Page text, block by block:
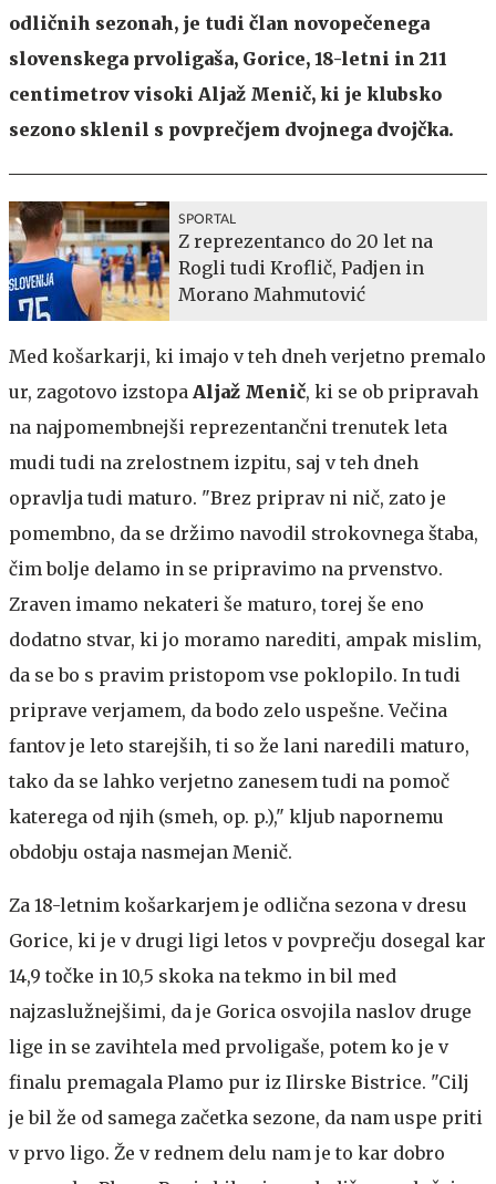
odličnih sezonah, je tudi član novopečenega
slovenskega prvoligaša, Gorice, 18-letni in 211
centimetrov visoki Aljaž Menič, ki je klubsko
sezono sklenil s povprečjem dvojnega dvojčka.
SPORTAL
Z reprezentanco do 20 let na
Rogli tudi Kroflič, Padjen in
Morano Mahmutović
Med košarkarji, ki imajo v teh dneh verjetno premalo
ur, zagotovo izstopa Aljaž Menič, ki se ob pripravah
na najpomembnejši reprezentančni trenutek leta
mudi tudi na zrelostnem izpitu, saj v teh dneh
opravlja tudi maturo. "Brez priprav ni nič, zato je
pomembno, da se držimo navodil strokovnega štaba,
čim bolje delamo in se pripravimo na prvenstvo.
Zraven imamo nekateri še maturo, torej še eno
dodatno stvar, ki jo moramo narediti, ampak mislim,
da se bo s pravim pristopom vse poklopilo. In tudi
priprave verjamem, da bodo zelo uspešne. Večina
fantov je leto starejših, ti so že lani naredili maturo,
tako da se lahko verjetno zanesem tudi na pomoč
katerega od njih (smeh, op. p.)," kljub napornemu
obdobju ostaja nasmejan Menič.
Za 18-letnim košarkarjem je odlična sezona v dresu
Gorice, ki je v drugi ligi letos v povprečju dosegal kar
14,9 točke in 10,5 skoka na tekmo in bil med
najzaslužnejšimi, da je Gorica osvojila naslov druge
lige in se zavihtela med prvoligaše, potem ko je v
finalu premagala Plamo pur iz Ilirske Bistrice. "Cilj
je bil že od samega začetka sezone, da nam uspe priti
v prvo ligo. Že v rednem delu nam je to kar dobro